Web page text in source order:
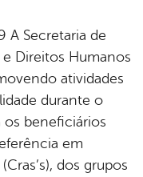
A Secretaria de
Direitos Humanos
atividades
durante o
os beneficiários
em
dos grupos